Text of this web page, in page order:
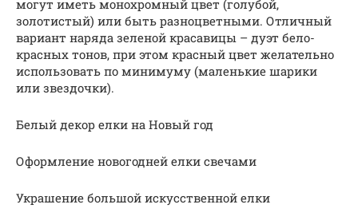
могут иметь монохромный цвет (голубой,
золотистый) или быть разноцветными. Отличный
вариант наряда зеленой красавицы – дуэт бело-
красных тонов, при этом красный цвет желательно
использовать по минимуму (маленькие шарики
или звездочки).
Белый декор елки на Новый год
Оформление новогодней елки свечами
Украшение большой искусственной елки